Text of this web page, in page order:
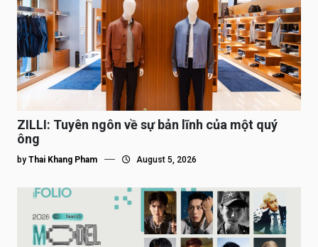
ZILLI: Tuyên ngôn về sự bản lĩnh của một quý
ông
by Thai Khang Pham August 5, 2026